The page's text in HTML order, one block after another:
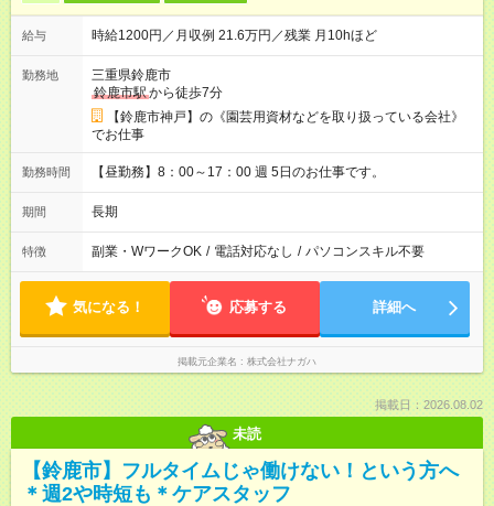
給与 時給1200円／月収例 21.6万円／残業 月10hほど
勤務地
三重県鈴鹿市
鈴鹿市駅から徒歩7分
【鈴鹿市神戸】の《園芸用資材などを取り扱っている会社》
でお仕事
勤務時間 【昼勤務】8：00～17：00 週 5日のお仕事です。
期間 長期
特徴 副業・WワークOK / 電話対応なし / パソコンスキル不要
気になる！ 応募する 詳細へ
掲載元企業名 株式会社ナガハ
掲載日：2026.08.02
未読
【鈴鹿市】フルタイムじゃ働けない！という方へ
＊週2や時短も＊ケアスタッフ